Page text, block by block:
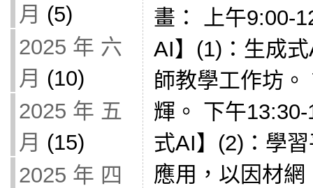
月 (5)
2025 年 六
月 (10)
2025 年 五
月 (15)
2025 年 四
畫： 上午9:00-
AI】(1)：生成
師教學工作坊
輝。 下午
式AI】(2)：學
應用，以因材